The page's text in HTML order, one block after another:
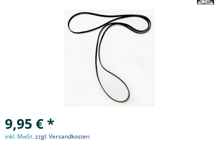
9,95 € *
inkl. MwSt.zzgl. Versandkosten